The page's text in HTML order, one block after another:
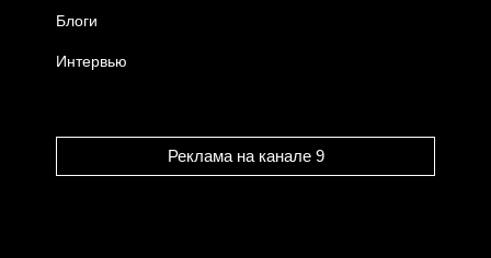
Блоги
Интервью
Реклама на канале 9